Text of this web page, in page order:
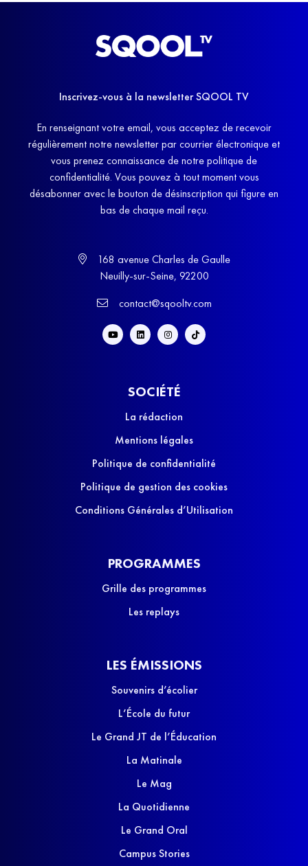
Inscrivez-vous à la newsletter SQOOL TV
En renseignant votre email, vous acceptez de recevoir
régulièrement notre newsletter par courrier électronique et
vous prenez connaissance de notre politique de
confidentialité. Vous pouvez à tout moment vous
désabonner avec le bouton de désinscription qui figure en
bas de chaque mail reçu.
168 avenue Charles de Gaulle
Neuilly-sur-Seine, 92200
contact@sqooltv.com
SOCIÉTÉ
La rédaction
Mentions légales
Politique de confidentialité
Politique de gestion des cookies
Conditions Générales d’Utilisation
PROGRAMMES
Grille des programmes
Les replays
LES ÉMISSIONS
Souvenirs d’écolier
L’École du futur
Le Grand JT de l’Éducation
La Matinale
Le Mag
La Quotidienne
Le Grand Oral
Campus Stories